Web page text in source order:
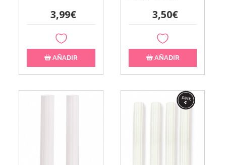
3,99€
AÑADIR
3,50€
AÑADIR